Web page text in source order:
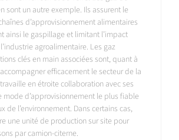
sont un autre exemple. Ils assurent le
d’approvisionnement alimentaires
ainsi le gaspillage et limitant l’impact
agroalimentaire. Les gaz
clés en main associées sont, quant à
efficacement le secteur de la
en étroite collaboration avec ses
mode d’approvisionnement le plus fiable
de l’environnement. Dans certains cas,
une unité de production sur site pour
par camion-citerne.